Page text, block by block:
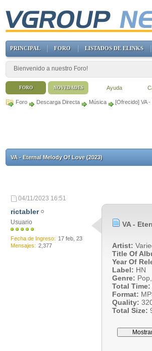
Foro Descarga Directa Música [Ofrecido] VA
VA - Eternal Melody Of Love (2023)
04/11/2023 16:51
rictabler
Usuario
Fecha de Ingreso
17 feb, 23
Mensajes
2,377
VA -
Artist:
Title Of
Year Of
Label: HN
Genre:
Total Time:
Format:
Quality:
Total Size:
PRINCIPAL FORO LISTADOS DE ELINKS
Bienvenido a nuestro Foro!
FORO Ayuda
NOVEDADES